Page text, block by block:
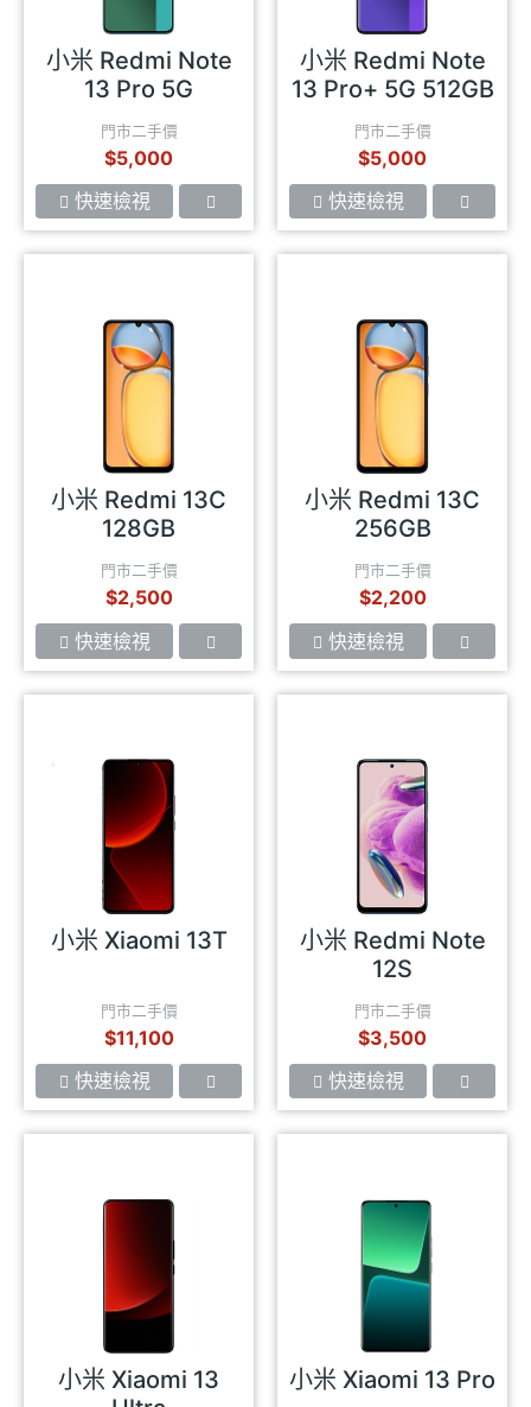
小米 Redmi Note
13 Pro 5G
門市二手價
$5,000
快速檢視
小米 Redmi Note
13 Pro+ 5G 512GB
門市二手價
$5,000
快速檢視
小米 Redmi 13C
128GB
門市二手價
$2,500
快速檢視
小米 Redmi 13C
256GB
門市二手價
$2,200
快速檢視
小米 Xiaomi 13T
門市二手價
$11,100
快速檢視
小米 Redmi Note
12S
門市二手價
$3,500
快速檢視
小米 Xiaomi 13
小米 Xiaomi 13 Pro